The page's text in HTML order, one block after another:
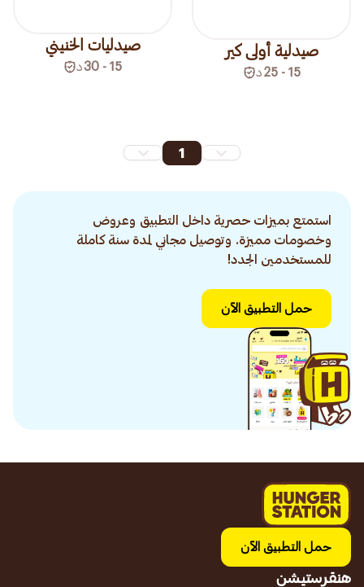
صيدلية أولى كير
15 - 25 د
صيدليات الخنيني
15 - 30 د
1
استمتع بميزات حصرية داخل التطبيق وعروض
وخصومات مميزة. وتوصيل مجاني لمدة سنة كاملة
للمستخدمين الجدد!
حمل التطبيق الآن
حمل التطبيق الآن
هنقرستيشن